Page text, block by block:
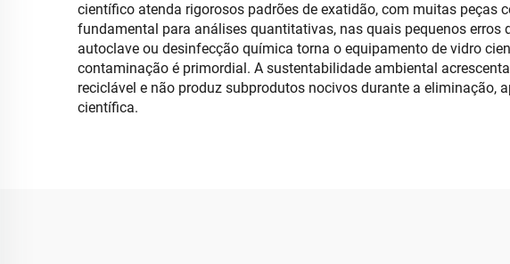
científico atenda rigorosos padrões de exatidão, com muitas peças
fundamental para análises quantitativas, nas quais pequenos
autoclave ou desinfecção química torna o equipamento de vidro
contaminação é primordial. A sustentabilidade ambiental
reciclável e não produz subprodutos nocivos durante a
científica.